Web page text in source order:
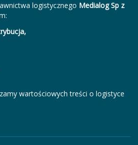
logistycznego Medialog Sp z
wartościowych treści o logistyce